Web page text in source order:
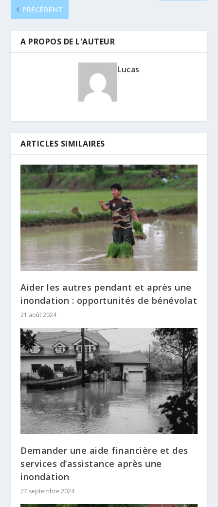
PRÉCÉDENT
A PROPOS DE L'AUTEUR
Lucas
ARTICLES SIMILAIRES
Aider les autres pendant et après une
inondation : opportunités de bénévolat
21 août 2024
Demander une aide financière et des
services d’assistance après une
inondation
27 septembre 2024